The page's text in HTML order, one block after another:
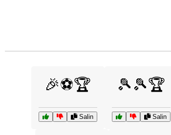
🎉⚽🏆
Salin
🎾🎾🏆
Salin